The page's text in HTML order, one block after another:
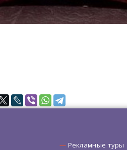
Рекламные туры